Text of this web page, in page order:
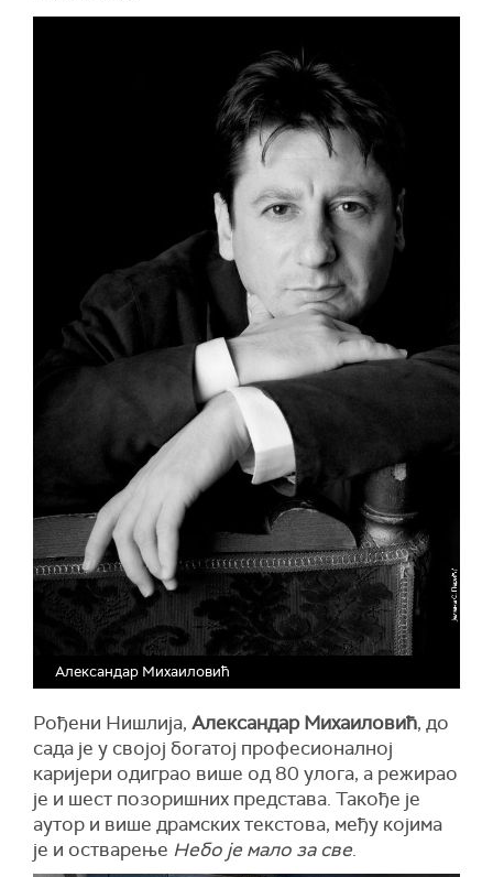
Александар Михаиловић
Рођени Нишлија, Александар Михаиловић, до
сада је у својој богатој професионалној
каријери одиграо више од 80 улога, а режирао
је и шест позоришних представа. Такође је
аутор и више драмских текстова, међу којима
је и остварење Небо је мало за све.